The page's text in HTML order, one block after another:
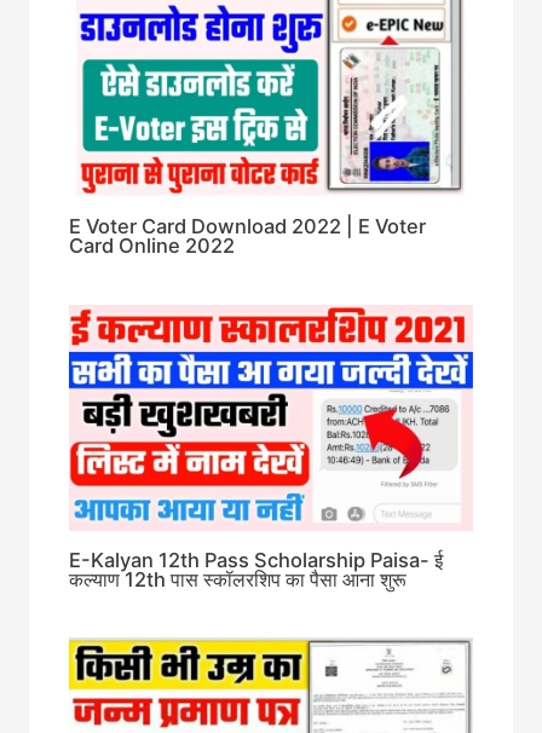
E Voter Card Download 2022 | E Voter
Card Online 2022
E-Kalyan 12th Pass Scholarship Paisa- ई
कल्याण 12th पास स्कॉलरशिप का पैसा आना शुरू